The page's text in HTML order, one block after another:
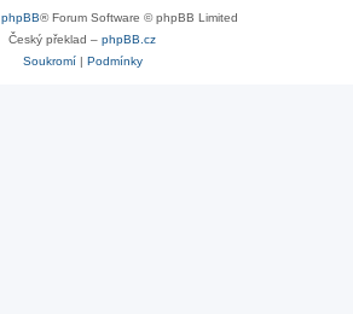
phpBB® Forum Software © phpBB Limited
Český překlad – phpBB.cz
Soukromí| Podmínky